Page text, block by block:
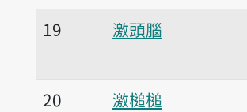
19
激頭腦
20 激槌槌